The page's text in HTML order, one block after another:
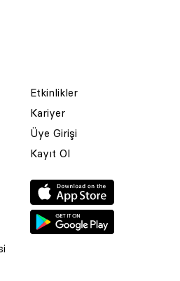
Etkinlikler
Kariyer
Üye Girişi
Kayıt Ol